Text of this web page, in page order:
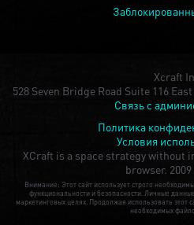
Xcraft
528 Seven Bridge Road Suite 116
Связь с
Политика
Условия
XCraft is a space strategy without
browser.
Внимание: Этот сайт использует строго
функциональности и безопасности. Личные
маркетинговых целях. Продолжая использовать этот
необходимых